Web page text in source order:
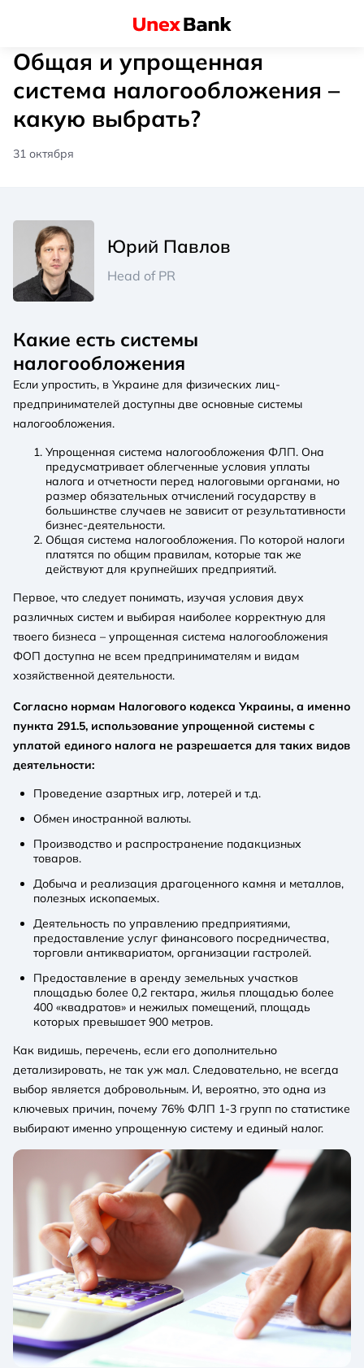
Общая и упрощенная
система налогообложения –
какую выбрать?
31 октября
Юрий Павлов
Head of PR
Какие есть системы
налогообложения
Если упростить, в Украине для физических лиц-
предпринимателей доступны две основные системы
налогообложения.
Упрощенная система налогообложения ФЛП. Она
предусматривает облегченные условия уплаты
налога и отчетности перед налоговыми органами, но
размер обязательных отчислений государству в
большинстве случаев не зависит от результативности
бизнес-деятельности.
Общая система налогообложения. По которой налоги
платятся по общим правилам, которые так же
действуют для крупнейших предприятий.
Первое, что следует понимать, изучая условия двух
различных систем и выбирая наиболее корректную для
твоего бизнеса – упрощенная система налогообложения
ФОП доступна не всем предпринимателям и видам
хозяйственной деятельности.
Согласно нормам Налогового кодекса Украины, а именно
пункта 291.5, использование упрощенной системы с
уплатой единого налога не разрешается для таких видов
деятельности:
Проведение азартных игр, лотерей и т.д.
Обмен иностранной валюты.
Производство и распространение подакцизных
товаров.
Добыча и реализация драгоценного камня и металлов,
полезных ископаемых.
Деятельность по управлению предприятиями,
предоставление услуг финансового посредничества,
торговли антиквариатом, организации гастролей.
Предоставление в аренду земельных участков
площадью более 0,2 гектара, жилья площадью более
400 «квадратов» и нежилых помещений, площадь
которых превышает 900 метров.
Как видишь, перечень, если его дополнительно
детализировать, не так уж мал. Следовательно, не всегда
выбор является добровольным. И, вероятно, это одна из
ключевых причин, почему 76% ФЛП 1-3 групп по статистике
выбирают именно упрощенную систему и единый налог.